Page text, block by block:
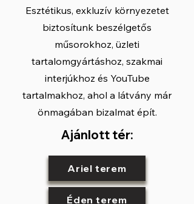
Esztétikus, exkluzív környezetet
biztosítunk beszélgetős
műsorokhoz, üzleti
tartalomgyártáshoz, szakmai
interjúkhoz és YouTube
tartalmakhoz, ahol a látvány már
önmagában bizalmat épít.
Ajánlott tér:
Ariel terem
Éden terem